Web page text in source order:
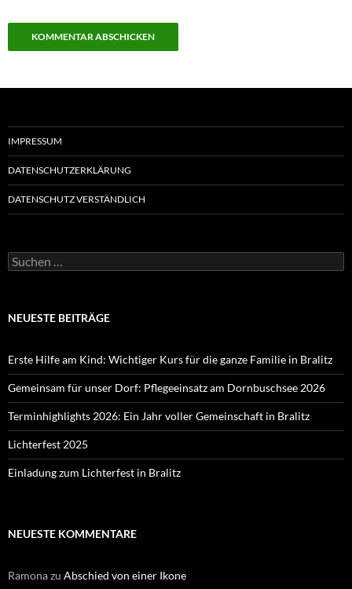
IMPRESSUM
DATENSCHUTZERKLÄRUNG
DATENSCHUTZ VERSTÄNDLICH
Suchen
nach:
NEUESTE BEITRÄGE
Erste Hilfe am Kind: Wichtiger Kurs für die ganze Familie in Bralitz
Gemeinsam für unser Dorf: Pflegeeinsatz am Dornbuschsee 2026
Terminhighlights 2026: Ein Jahr voller Gemeinschaft in Bralitz
Lichterfest 2025
Einladung zum Lichterfest in Bralitz
NEUESTE KOMMENTARE
Ramonazu Abschied von einer Ikone